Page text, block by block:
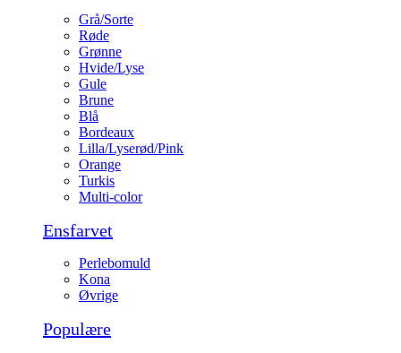
Grå/Sorte
Røde
Grønne
Hvide/Lyse
Gule
Brune
Blå
Bordeaux
Lilla/Lyserød/Pink
Orange
Turkis
Multi-color
Ensfarvet
Perlebomuld
Kona
Øvrige
Populære